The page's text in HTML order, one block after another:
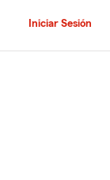
Iniciar Sesión